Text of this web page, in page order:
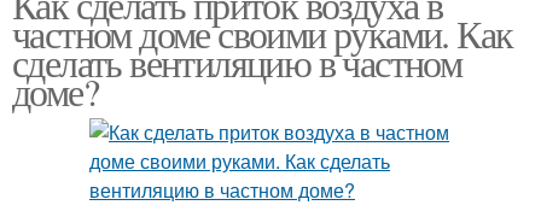
частном доме своими руками. Как
сделать вентиляцию в частном
доме?